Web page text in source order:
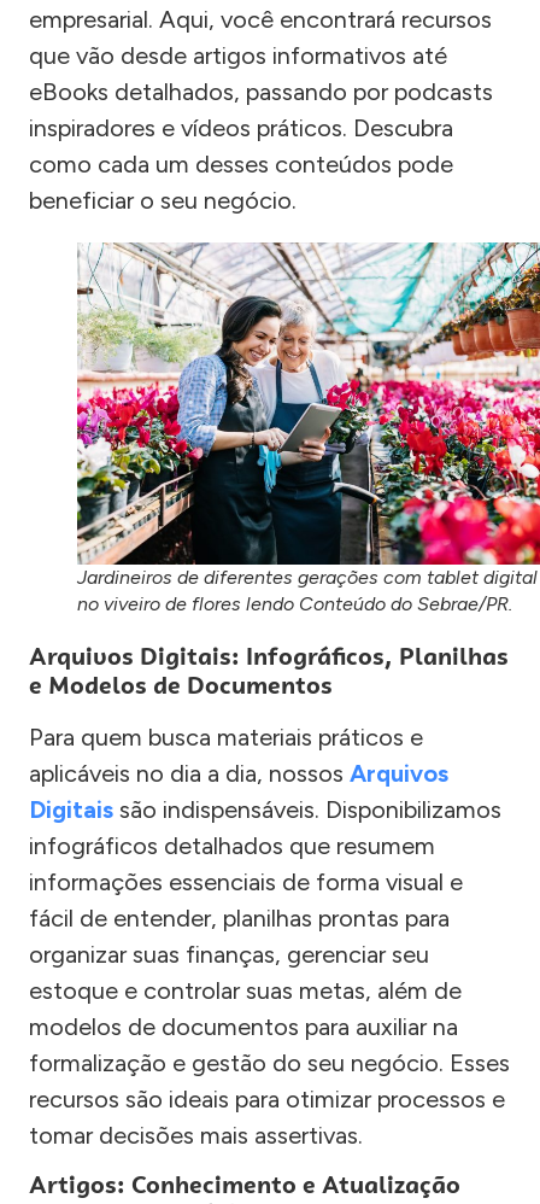
empresarial. Aqui, você encontrará recursos
que vão desde artigos informativos até
eBooks detalhados, passando por podcasts
inspiradores e vídeos práticos. Descubra
como cada um desses conteúdos pode
beneficiar o seu negócio.
Jardineiros de diferentes gerações com tablet digital
no viveiro de flores lendo Conteúdo do Sebrae/PR.
Arquivos Digitais: Infográficos, Planilhas
e Modelos de Documentos
Para quem busca materiais práticos e
aplicáveis no dia a dia, nossos Arquivos
Digitais são indispensáveis. Disponibilizamos
infográficos detalhados que resumem
informações essenciais de forma visual e
fácil de entender, planilhas prontas para
organizar suas finanças, gerenciar seu
estoque e controlar suas metas, além de
modelos de documentos para auxiliar na
formalização e gestão do seu negócio. Esses
recursos são ideais para otimizar processos e
tomar decisões mais assertivas.
Artigos: Conhecimento e Atualização